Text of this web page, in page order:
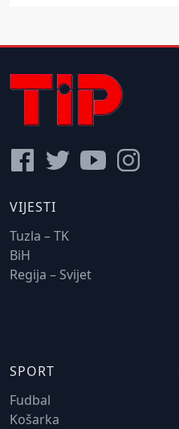
VIJESTI
Tuzla – TK
BiH
Regija – Svijet
SPORT
Fudbal
Košarka